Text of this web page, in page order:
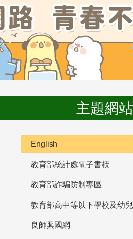
主題網站
English
教育部統計處電子書櫃
教育部詐騙防制專區
良師興國網